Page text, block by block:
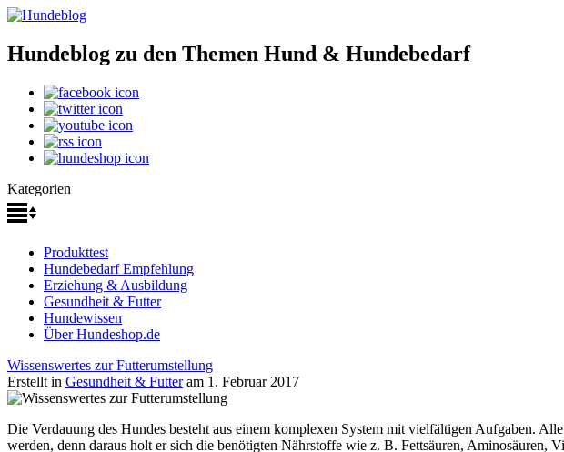
Hundeblog zu den Themen Hund & Hundebedarf
Kategorien
Produkttest
Hundebedarf Empfehlung
Erziehung & Ausbildung
Gesundheit & Futter
Hundewissen
Über Hundeshop.de
Wissenswertes zur Futterumstellung
Erstellt in Gesundheit & Futteram 1. Februar 2017
Die Verdauung des Hundes besteht aus einem komplexen System mit vielfältigen Aufgaben.
werden, denn daraus holt er sich die benötigten Nährstoffe wie z. B. Fettsäuren,